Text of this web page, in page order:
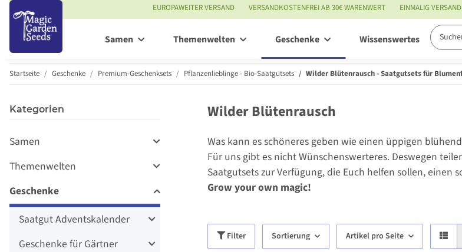
EUROPAWEITER VERSAND VERSANDKOSTENFREI AB 30€ WARENWERT EINMALIG
Samen Themenwelten Geschenke Wissenswertes
Startseite Geschenke Premium-Geschenksets Pflanzenlieblinge - Bio-Saatgutsets Wilder Blütenrausch - Saatgutsets für
Wilder Blütenrausch
Was kann es schöneres geben wie einen üppigen
Für uns gibt es nicht Wünschenswerteres. Deswegen
Saatgutsets zur Verfügung, die Euch helfen sollen, einen
Grow your own magic!
Filter Sortierung Artikel pro Seite
Kategorien
Samen
Themenwelten
Geschenke
Saatgut Adventskalender
Geschenke für Gärtner